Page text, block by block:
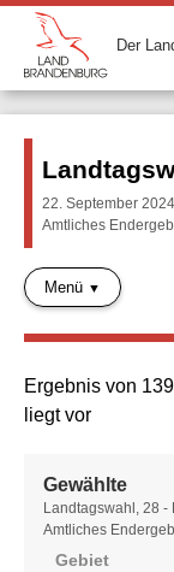
Der
22. September
Amtliches
Menü
Ergebnis von
liegt vor
Gewählte
Gewählte
Landtagswahl, 28 -
Amtliches
Gebiet